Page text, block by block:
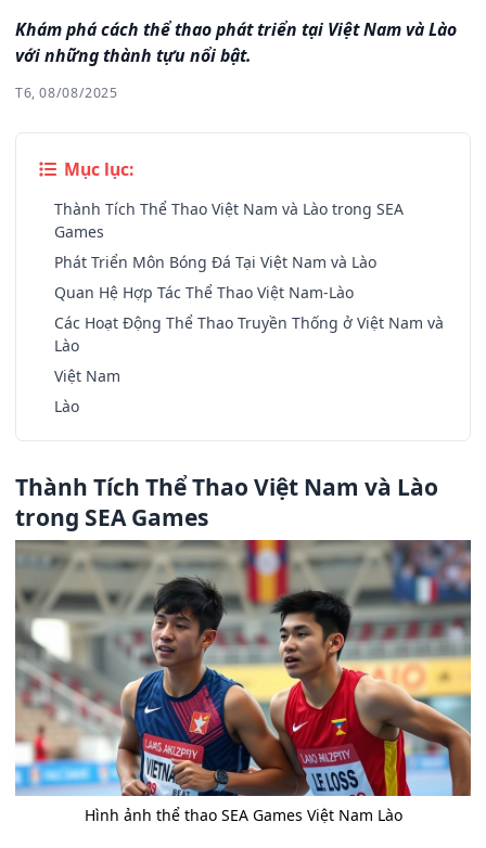
Khám phá cách thể thao phát triển tại Việt Nam và Lào
với những thành tựu nổi bật.
T6, 08/08/2025
Mục lục:
Thành Tích Thể Thao Việt Nam và Lào trong SEA
Games
Phát Triển Môn Bóng Đá Tại Việt Nam và Lào
Quan Hệ Hợp Tác Thể Thao Việt Nam-Lào
Các Hoạt Động Thể Thao Truyền Thống ở Việt Nam và
Lào
Việt Nam
Lào
Thành Tích Thể Thao Việt Nam và Lào
trong SEA Games
Hình ảnh thể thao SEA Games Việt Nam Lào